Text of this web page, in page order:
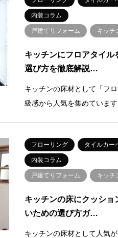
内装コラム
戸建てリフォーム キッチ
キッチンにフロアタイ
選び方を徹底解説…
キッチンの床材として「フ
級感から人気を集めていま
フローリング タイルカー
内装コラム
戸建てリフォーム キッチ
キッチンの床にクッシ
いための選び方ガ…
キッチンの床材として人気